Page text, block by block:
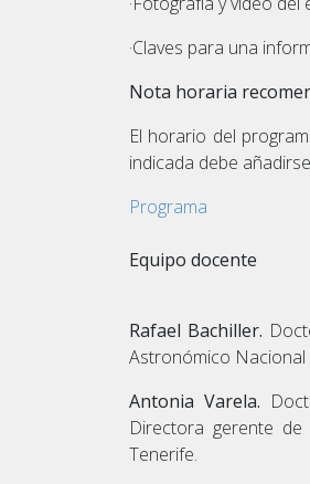
·Claves para una
Nota horaria
El horario del
indicada debe
Programa
Equipo docente
Rafael Bachiller.
Astronómico Nacional
Antonia Varela.
Directora gerente
Tenerife.